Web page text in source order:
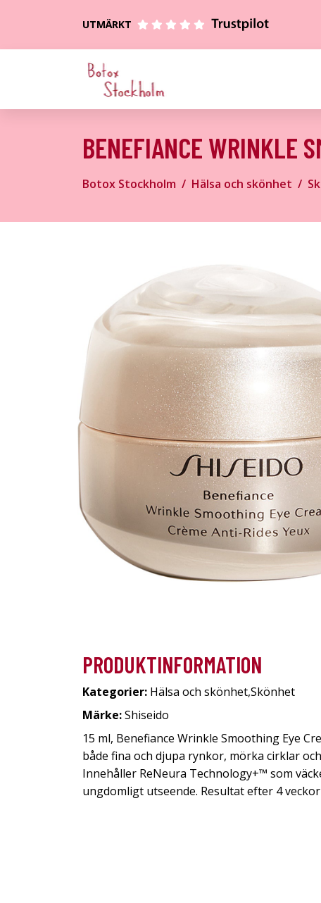
UTMÄRKT
BENEFIANCE WRINKLE
Botox Stockholm Hälsa och skönhet
PRODUKTINFORMATION
Kategorier: Hälsa och skönhet,Skönhet
Märke:Shiseido
15 ml, Benefiance Wrinkle Smoothing Eye
både fina och djupa rynkor, mörka cirklar
Innehåller ReNeura Technology+™ som
ungdomligt utseende. Resultat efter 4